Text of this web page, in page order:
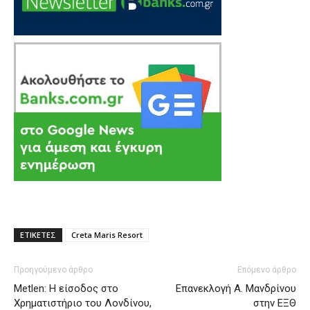
ΕΤΙΚΕΤΕΣ Creta Maris Resort
Προηγούμενο άρθρο
Metlen: Η είσοδος στο
Χρηματιστήριο του Λονδίνου,
Επόμενο άρθρο
Επανεκλογή Α. Μανδρίνου
στην ΕΞΘ